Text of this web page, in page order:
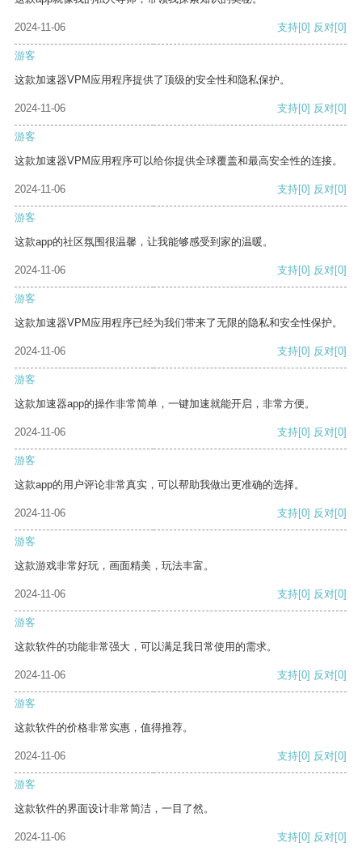
2024-11-06 支持[0] 反对[0]
游客
这款加速器VPM应用程序提供了顶级的安全性和隐私保护。
2024-11-06 支持[0] 反对[0]
游客
这款加速器VPM应用程序可以给你提供全球覆盖和最高安全性的连接。
2024-11-06 支持[0] 反对[0]
游客
这款app的社区氛围很温馨，让我能够感受到家的温暖。
2024-11-06 支持[0] 反对[0]
游客
这款加速器VPM应用程序已经为我们带来了无限的隐私和安全性保护。
2024-11-06 支持[0] 反对[0]
游客
这款加速器app的操作非常简单，一键加速就能开启，非常方便。
2024-11-06 支持[0] 反对[0]
游客
这款app的用户评论非常真实，可以帮助我做出更准确的选择。
2024-11-06 支持[0] 反对[0]
游客
这款游戏非常好玩，画面精美，玩法丰富。
2024-11-06 支持[0] 反对[0]
游客
这款软件的功能非常强大，可以满足我日常使用的需求。
2024-11-06 支持[0] 反对[0]
游客
这款软件的价格非常实惠，值得推荐。
2024-11-06 支持[0] 反对[0]
游客
这款软件的界面设计非常简洁，一目了然。
2024-11-06 支持[0] 反对[0]